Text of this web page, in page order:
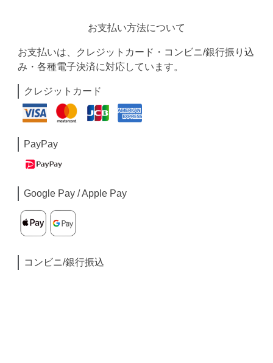
お支払い方法について
お支払いは、クレジットカード・コンビニ/銀行振り込
み・各種電子決済に対応しています。
クレジットカード
PayPay
Google Pay / Apple Pay
コンビニ/銀行振込